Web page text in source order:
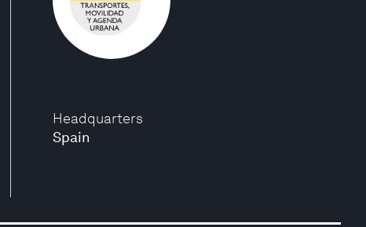
Headquarters
Spain